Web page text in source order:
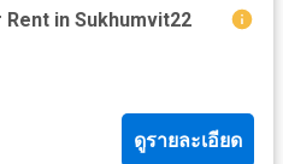
in Sukhumvit22
ดูรายละเอียด